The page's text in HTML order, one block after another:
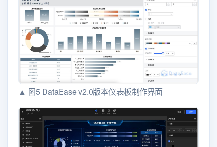
▲ 图5 DataEase v2.0版本仪表板制作界面